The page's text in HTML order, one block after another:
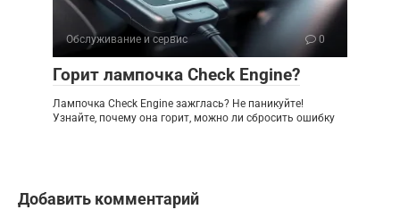
Обслуживание и сервис 0
Горит лампочка Check Engine?
Лампочка Check Engine зажглась? Не паникуйте!
Узнайте, почему она горит, можно ли сбросить ошибку
Добавить комментарий